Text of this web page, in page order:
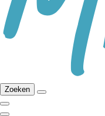
Zoeken